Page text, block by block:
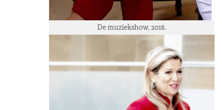
De muziekshow, 2018.